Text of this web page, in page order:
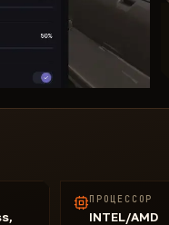
ПРОЦЕССОР
INTEL/AMD